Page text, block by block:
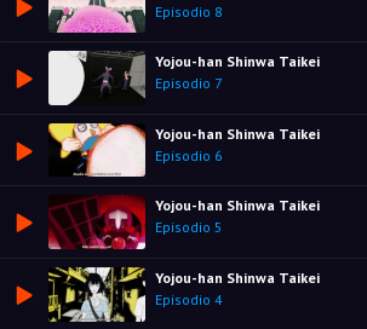
Episodio 8
Yojou-han Shinwa Taikei
Episodio 7
Yojou-han Shinwa Taikei
Episodio 6
Yojou-han Shinwa Taikei
Episodio 5
Yojou-han Shinwa Taikei
Episodio 4